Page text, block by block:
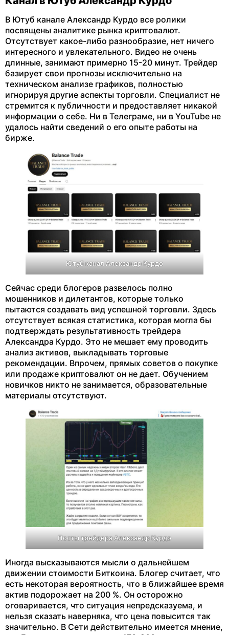
В Ютуб канале Александр Курдо все ролики
посвящены аналитике рынка криптовалют.
Отсутствует какое-либо разнообразие, нет ничего
интересного и увлекательного. Видео не очень
длинные, занимают примерно 15-20 минут. Трейдер
базирует свои прогнозы исключительно на
техническом анализе графиков, полностью
игнорируя другие аспекты торговли. Специалист не
стремится к публичности и предоставляет никакой
информации о себе. Ни в Телеграме, ни в YouTube не
удалось найти сведений о его опыте работы на
бирже.
Ютуб канал Александр Курдо
Сейчас среди блогеров развелось полно
мошенников и дилетантов, которые только
пытаются создавать вид успешной торговли. Здесь
отсутствует всякая статистика, которая могла бы
подтверждать результативность трейдера
Александра Курдо. Это не мешает ему проводить
анализ активов, выкладывать торговые
рекомендации. Впрочем, прямых советов о покупке
или продаже криптовалют он не дает. Обучением
новичков никто не занимается, образовательные
материалы отсутствуют.
Посты трейдера Александр Курдо
Иногда высказываются мысли о дальнейшем
движении стоимости Биткоина. Блогер считает, что
есть некоторая вероятность, что в ближайшее время
актив подорожает на 200 %. Он осторожно
оговаривается, что ситуация непредсказуема, и
нельзя сказать наверняка, что цена повысится так
значительно. В Сети действительно имеется мнение,